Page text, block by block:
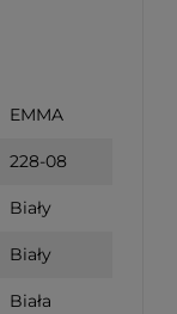
EMMA
228-08
Biały
Biały
Biała